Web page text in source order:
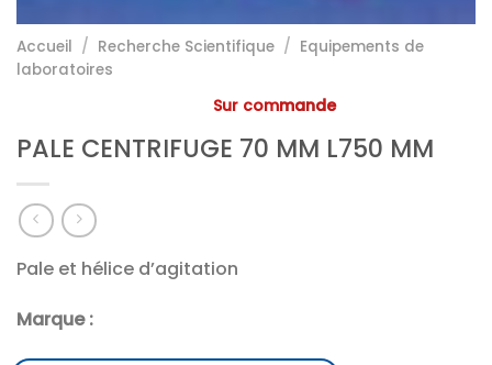
Accueil / Recherche Scientifique / Equipements de
laboratoires
Sur commande
PALE CENTRIFUGE 70 MM L750 MM
Pale et hélice d’agitation
Marque :